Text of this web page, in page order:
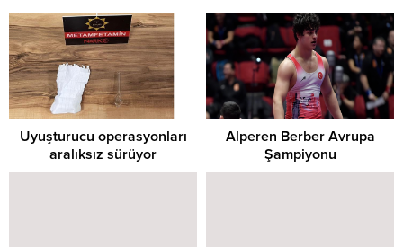
Uyuşturucu operasyonları
aralıksız sürüyor
Alperen Berber Avrupa
Şampiyonu